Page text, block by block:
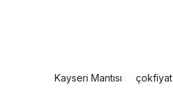
Kayseri Mantısı çokfiyat